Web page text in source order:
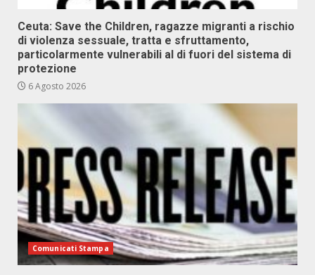
Ceuta: Save the Children, ragazze migranti a rischio
di violenza sessuale, tratta e sfruttamento,
particolarmente vulnerabili al di fuori del sistema di
protezione
6 Agosto 2026
Comunicati Stampa